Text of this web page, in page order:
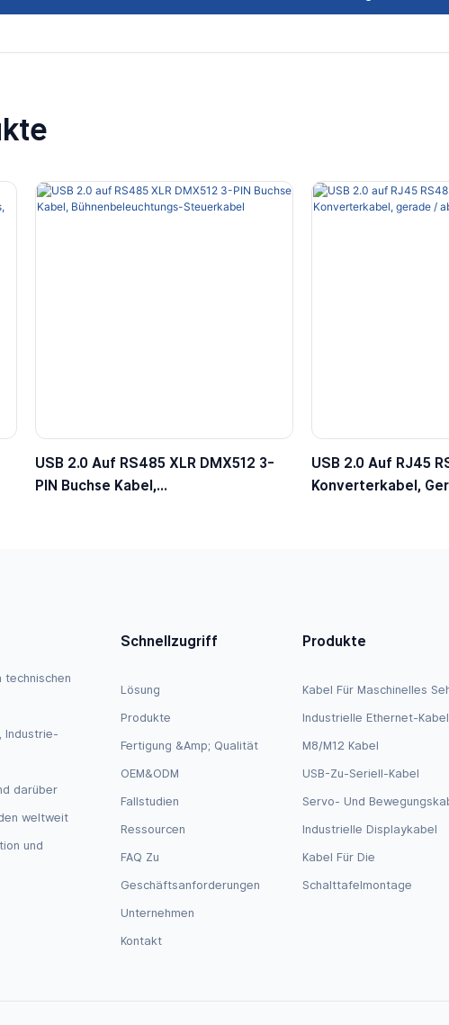
USB 2.0 Auf RS485 XLR DMX512 3-
PIN Buchse Kabel,
USB 2.0 Auf RJ45
Konverterkabel,
Industrie-
darüber
weltweit
und
Schnellzugriff
Lösung
Produkte
Fertigung &amp; Qualität
OEM&ODM
Fallstudien
Ressourcen
FAQ Zu
Geschäftsanforderungen
Unternehmen
Kontakt
Produkte
Kabel Für Maschinelles
Industrielle Ethernet-Kabel
M8/M12 Kabel
USB-Zu-Seriell-Kabel
Servo- Und
Industrielle Displaykabel
Kabel Für Die
Schalttafelmontage